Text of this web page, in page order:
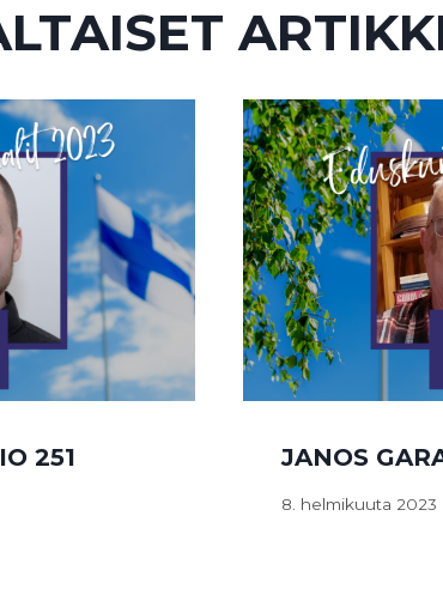
251 JANOS
8. helmikuuta 2023